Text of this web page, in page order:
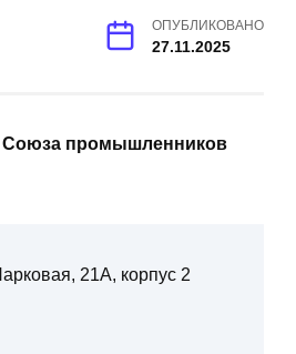
ОПУБЛИКОВАНО
27.11.2025
Союза промышленников
21А, корпус 2